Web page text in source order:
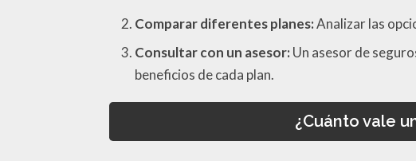
Comparar diferentes planes:Analizar las
Consultar con un asesor: Un asesor de
beneficios de cada plan.
¿Cuánto vale